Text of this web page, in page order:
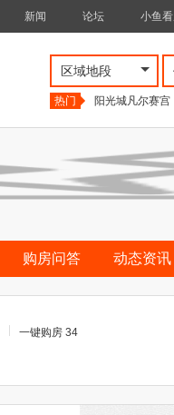
新闻 论坛 小鱼
区域地段
热门
阳光城凡尔赛宫
购房问答 动态资讯
一键购房 34